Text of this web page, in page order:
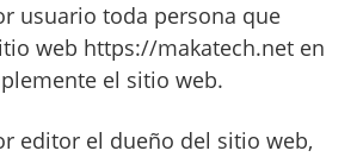
usuario toda persona que
web https://makatech.net en
el sitio web.
editor el dueño del sitio web,